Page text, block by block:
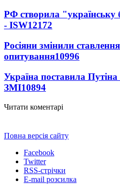
РФ створила "українську
- ISW12172
Росіяни змінили
опитування10996
Україна поставила
ЗМІ10894
Читати коментарі
Повна версія сайту
Facebook
Twitter
RSS-стрічки
E-mail розсилка